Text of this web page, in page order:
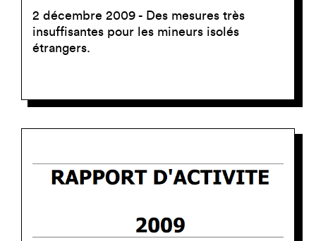
2 décembre 2009 - Des mesures très
insuffisantes pour les mineurs isolés
étrangers.